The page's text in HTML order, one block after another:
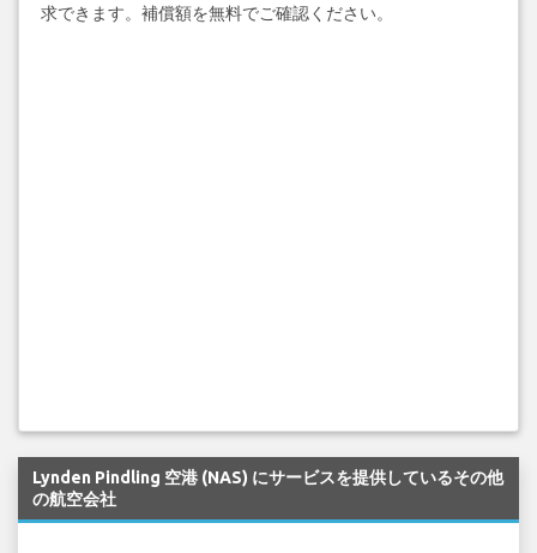
求できます。補償額を無料でご確認ください。
Lynden Pindling 空港 (NAS) にサービスを提供しているその他
の航空会社